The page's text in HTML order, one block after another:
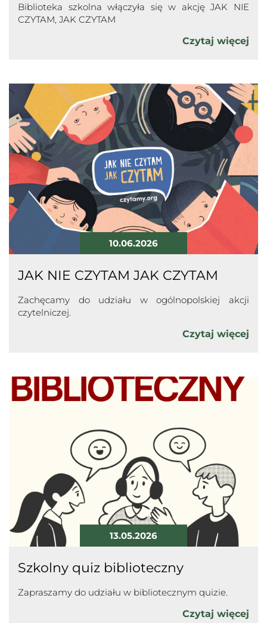
Biblioteka szkolna włączyła się w akcję JAK NIE
CZYTAM, JAK CZYTAM
Czytaj więcej
10.06.2026
JAK NIE CZYTAM JAK CZYTAM
Zachęcamy do udziału w ogólnopolskiej akcji
czytelniczej.
Czytaj więcej
13.05.2026
Szkolny quiz biblioteczny
Zapraszamy do udziału w bibliotecznym quizie.
Czytaj więcej